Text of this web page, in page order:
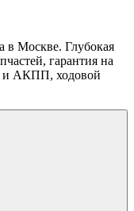
в Москве. Глубокая
гарантия на
и АКПП, ходовой